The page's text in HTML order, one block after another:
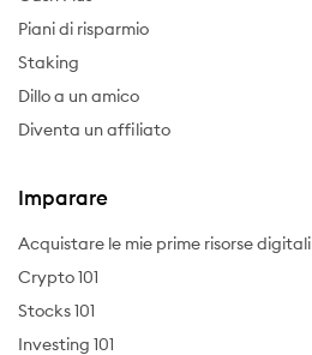
Piani di risparmio
Staking
Dillo a un amico
Diventa un affiliato
Imparare
Acquistare le mie prime risorse digitali
Crypto 101
Stocks 101
Investing 101